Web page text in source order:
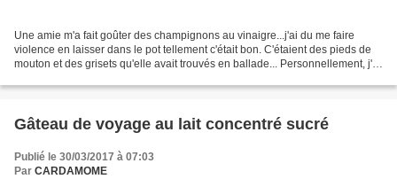
Une amie m'a fait goûter des champignons au vinaigre...j'ai du me faire
violence en laisser dans le pot tellement c'était bon. C'étaient des pieds de
mouton et des grisets qu'elle avait trouvés en ballade... Personnellement, j'ai
Gâteau de voyage au lait concentré sucré
Publié le 30/03/2017 à 07:03
Par CARDAMOME